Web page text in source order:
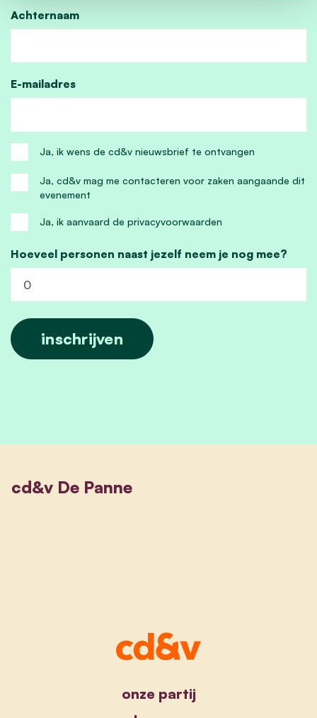
Achternaam
E-mailadres
Ja, ik wens de cd&v nieuwsbrief te ontvangen
Ja, cd&v mag me contacteren voor zaken aangaande dit
evenement
Ja, ik aanvaard de privacyvoorwaarden
Hoeveel personen naast jezelf neem je nog mee?
cd&v De Panne
onze partij